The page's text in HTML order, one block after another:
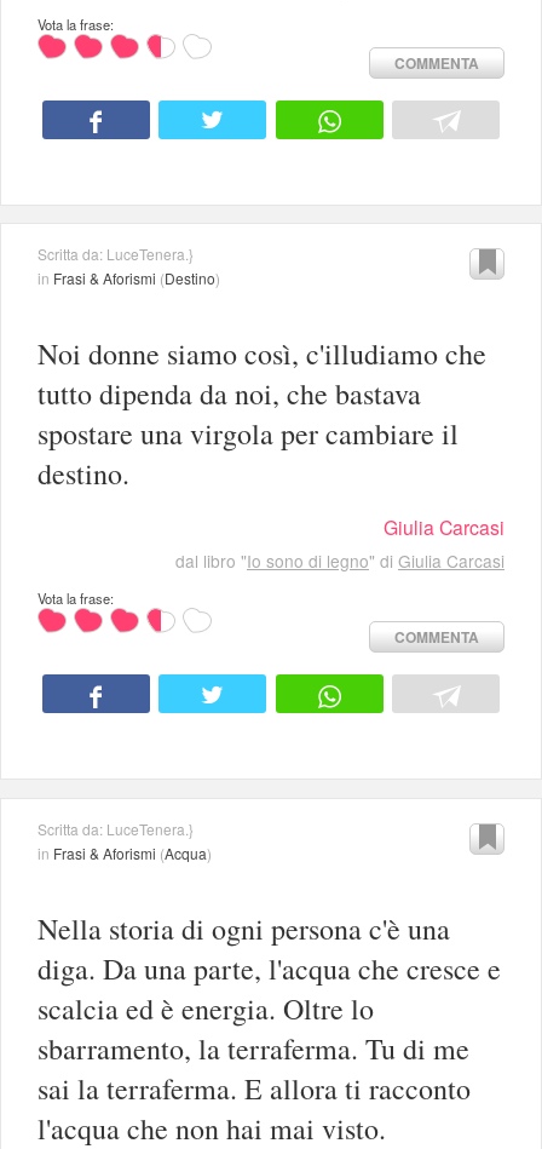
Vota la frase:
COMMENTA
Scritta da: LuceTenera.}
in Frasi & Aforismi (Destino)
Noi donne siamo così, c'illudiamo che
tutto dipenda da noi, che bastava
spostare una virgola per cambiare il
destino.
Giulia Carcasi
dal libro "Io sono di legno" di Giulia Carcasi
Vota la frase:
COMMENTA
Scritta da: LuceTenera.}
in Frasi & Aforismi (Acqua)
Nella storia di ogni persona c'è una
diga. Da una parte, l'acqua che cresce e
scalcia ed è energia. Oltre lo
sbarramento, la terraferma. Tu di me
sai la terraferma. E allora ti racconto
l'acqua che non hai mai visto.